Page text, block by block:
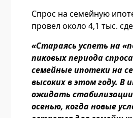
Спрос на семейную
провел около 4,1 тыс.
«Стараясь успеть на
пиковых периода
семейные ипотеки на
высоких в этом году.
ожидать
осенью, когда новые